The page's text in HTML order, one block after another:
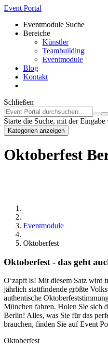
Event Portal
Eventmodule Suche
Bereiche
Künstler
Teambuilding
Eventmodule
Blog
Kontakt
Schließen
Starte die Suche, mit der
Kategorien anzeigen
Oktoberfest
Eventmodule
Oktoberfest
Oktoberfest - das geht
O‘zapft is! Mit diesem Satz wird
jährlich stattfindende größte
authentische
München fahren. Holen Sie sich
Berlin! Alles, was Sie für das
brauchen, finden Sie auf Event
Oktoberfest